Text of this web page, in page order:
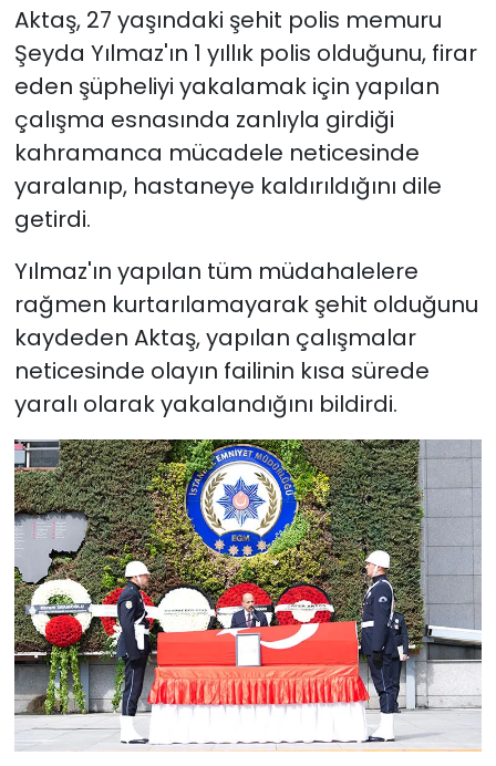
Aktaş, 27 yaşındaki şehit polis memuru
Şeyda Yılmaz'ın 1 yıllık polis olduğunu, firar
eden şüpheliyi yakalamak için yapılan
çalışma esnasında zanlıyla girdiği
kahramanca mücadele neticesinde
yaralanıp, hastaneye kaldırıldığını dile
getirdi.
Yılmaz'ın yapılan tüm müdahalelere
rağmen kurtarılamayarak şehit olduğunu
kaydeden Aktaş, yapılan çalışmalar
neticesinde olayın failinin kısa sürede
yaralı olarak yakalandığını bildirdi.